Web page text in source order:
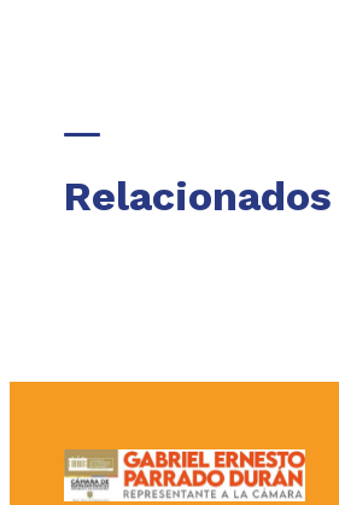
Relacionados